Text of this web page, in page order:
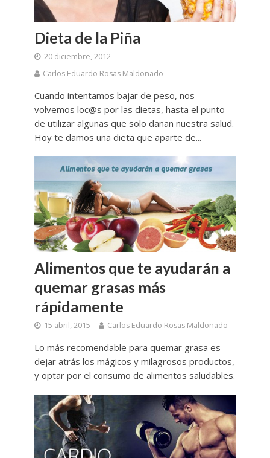
Dieta de la Piña
20 diciembre, 2012
Carlos Eduardo Rosas Maldonado
Cuando intentamos bajar de peso, nos
volvemos loc@s por las dietas, hasta el punto
de utilizar algunas que solo dañan nuestra salud.
Hoy te damos una dieta que aparte de...
Alimentos que te ayudarán a
quemar grasas más
rápidamente
15 abril, 2015 Carlos Eduardo Rosas Maldonado
Lo más recomendable para quemar grasa es
dejar atrás los mágicos y milagrosos productos,
y optar por el consumo de alimentos saludables.